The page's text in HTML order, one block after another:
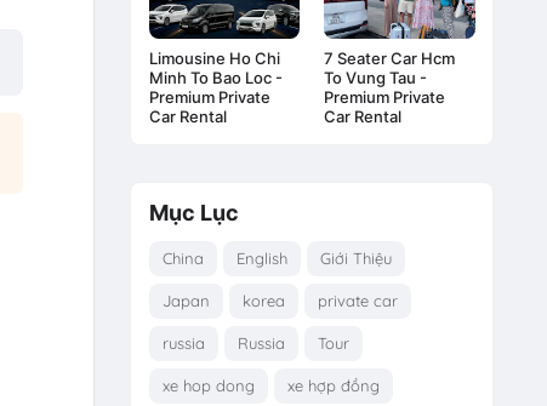
Limousine Ho Chi
Minh To Bao Loc -
Premium Private
Car Rental
7 Seater Car Hcm
To Vung Tau -
Premium Private
Car Rental
Mục Lục
China English Giới Thiệu
Japan korea private car
russia Russia Tour
xe hop dong xe hợp đồng